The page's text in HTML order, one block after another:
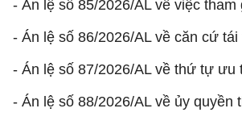
- Án lệ số 85/2026/AL về việc
- Án lệ số 86/2026/AL về căn cứ
- Án lệ số 87/2026/AL về thứ tự
- Án lệ số 88/2026/AL về ủy quyền